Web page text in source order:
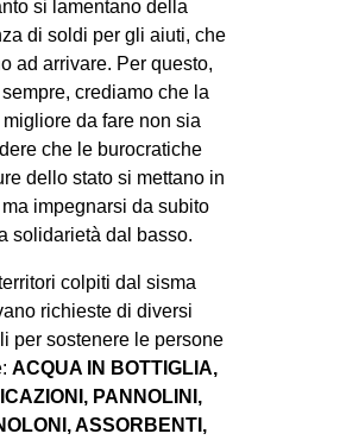
AMERICHE
ESTREMO ORIENTE
EUROPA
MEDIO ORIENTE
MONDO
EVENTI
Fb
tw
bsky
si lamentano della
di soldi per gli aiuti, che
ad arrivare. Per questo,
crediamo che la
da fare non sia
che le burocratiche
dello stato si mettano in
ma impegnarsi da subito
solidarietà dal basso.
colpiti dal sisma
richieste di diversi
per sostenere le persone
ACQUA IN BOTTIGLIA,
PANNOLINI,
ASSORBENTI,